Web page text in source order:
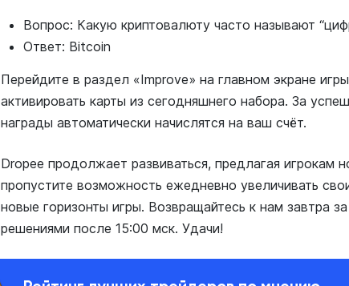
Вопрос: Какую криптовалюту часто называют
Ответ: Bitcoin
Перейдите в раздел «Improve» на главном экране
активировать карты из сегодняшнего набора. За
награды автоматически начислятся на ваш счёт.
Dropee продолжает развиваться, предлагая игрокам
пропустите возможность ежедневно увеличивать
новые горизонты игры. Возвращайтесь к нам завтра
решениями после 15:00 мск. Удачи!